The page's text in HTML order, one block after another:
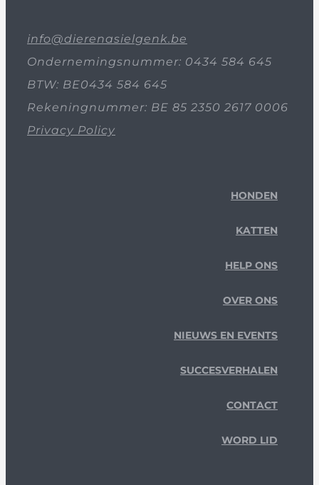
info@dierenasielgenk.be
Ondernemingsnummer: 0434 584 645
BTW: BE0434 584 645
Rekeningnummer: BE 85 2350 2617 0006
Privacy Policy
HONDEN
KATTEN
HELP ONS
OVER ONS
NIEUWS EN EVENTS
SUCCESVERHALEN
CONTACT
WORD LID